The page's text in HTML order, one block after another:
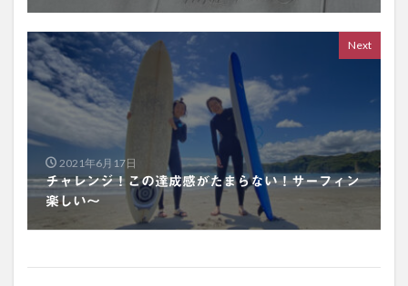
Next
2021年6月17日
チャレンジ！この達成感がたまらない！サーフィン
楽しい〜